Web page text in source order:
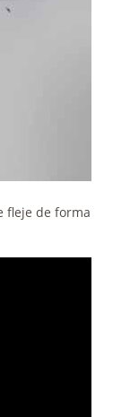
fleje de forma